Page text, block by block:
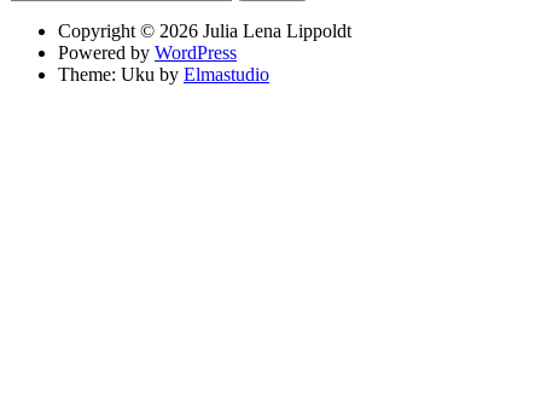
Copyright © 2026 Julia Lena Lippoldt
Powered by WordPress
Theme: Uku by Elmastudio